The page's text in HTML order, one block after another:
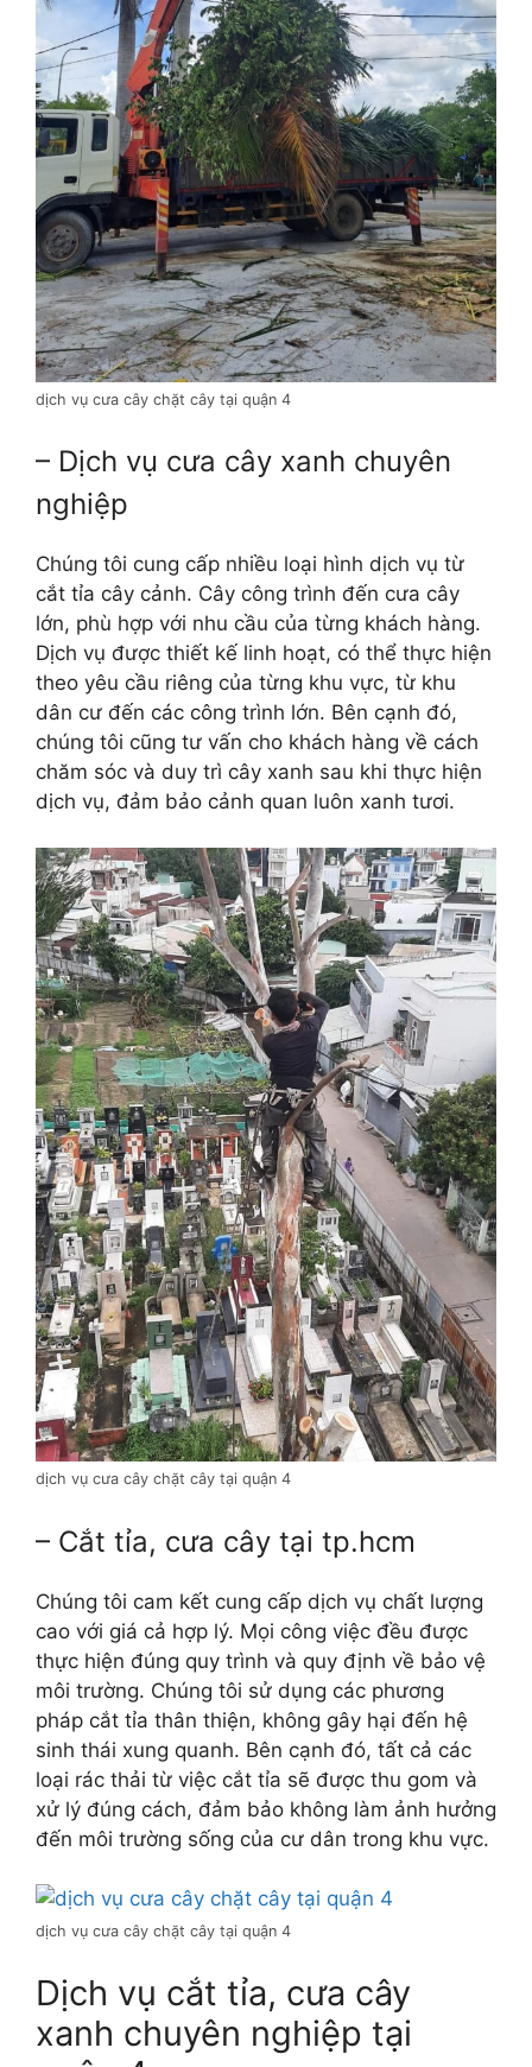
dịch vụ cưa cây chặt cây tại quận 4
– Dịch vụ cưa cây xanh chuyên
nghiệp
Chúng tôi cung cấp nhiều loại hình dịch vụ từ
cắt tỉa cây cảnh. Cây công trình đến cưa cây
lớn, phù hợp với nhu cầu của từng khách hàng.
Dịch vụ được thiết kế linh hoạt, có thể thực hiện
theo yêu cầu riêng của từng khu vực, từ khu
dân cư đến các công trình lớn. Bên cạnh đó,
chúng tôi cũng tư vấn cho khách hàng về cách
chăm sóc và duy trì cây xanh sau khi thực hiện
dịch vụ, đảm bảo cảnh quan luôn xanh tươi.
dịch vụ cưa cây chặt cây tại quận 4
– Cắt tỉa, cưa cây tại tp.hcm
Chúng tôi cam kết cung cấp dịch vụ chất lượng
cao với giá cả hợp lý. Mọi công việc đều được
thực hiện đúng quy trình và quy định về bảo vệ
môi trường. Chúng tôi sử dụng các phương
pháp cắt tỉa thân thiện, không gây hại đến hệ
sinh thái xung quanh. Bên cạnh đó, tất cả các
loại rác thải từ việc cắt tỉa sẽ được thu gom và
xử lý đúng cách, đảm bảo không làm ảnh hưởng
đến môi trường sống của cư dân trong khu vực.
dịch vụ cưa cây chặt cây tại quận 4
Dịch vụ cắt tỉa, cưa cây
xanh chuyên nghiệp tại